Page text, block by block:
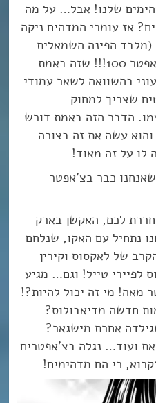
שלנו! אבל… על מה
אז עומרי המדהים ניקה
הפינה השמאלית
העליונה עם אלדורון) של צ’אפטר 100!!! שזה באמת
בהשוואה לשאר עמודי
שצריך למחוק
הדבר הזה באמת דורש
עשה את זה בצורה
לו על זה מאוד!
כבר בצ’אפטר
לכם, האקשן בארק
נתחיל עם האקו, שנלחם
של לאקסוס וקירין
לפיירי טייל! וגם… מגיע
מאה! מי זה יכול להיות?!
חדשה מדיאבולוס?
אחרת מישגאר?
ועוד… נגלה בצ’אפטרים
כי הם מדהימים!